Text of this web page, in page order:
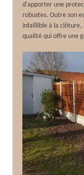
d'apporter une
robustes. Outre son
infaillible à la
qualité qui offre une